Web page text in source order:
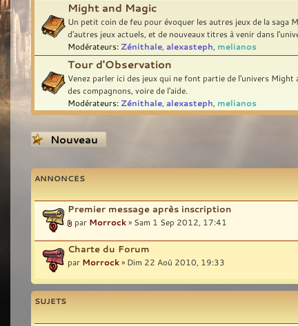
Might and Magic
Un petit coin de feu pour évoquer les autres jeux de la saga
d'autres jeux actuels, et de nouveaux titres à venir dans
Modérateurs: Zénithale alexasteph melianos
Tour d'Observation
Venez parler ici des jeux qui ne font partie de l'univers
des compagnons, voire de l'aide.
Modérateurs: Zénithale alexasteph melianos
Écrire un nouveau
sujet
ANNONCES
Premier message après inscription
par Morrock» Sam 1 Sep 2012, 17:41
Charte du Forum
par Morrock» Dim 22 Aoû 2010, 19:33
SUJETS